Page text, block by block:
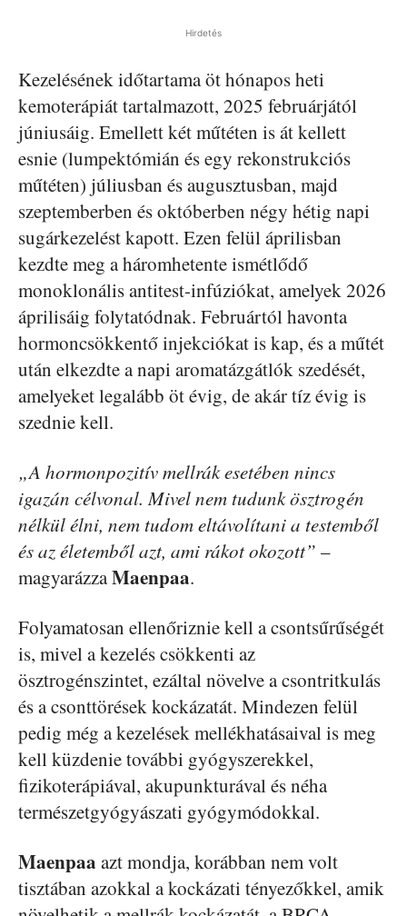
Hirdetés
Kezelésének időtartama öt hónapos heti
kemoterápiát tartalmazott, 2025 februárjától
júniusáig. Emellett két műtéten is át kellett
esnie (lumpektómián és egy rekonstrukciós
műtéten) júliusban és augusztusban, majd
szeptemberben és októberben négy hétig napi
sugárkezelést kapott. Ezen felül áprilisban
kezdte meg a háromhetente ismétlődő
monoklonális antitest-infúziókat, amelyek 2026
áprilisáig folytatódnak. Februártól havonta
hormoncsökkentő injekciókat is kap, és a műtét
után elkezdte a napi aromatázgátlók szedését,
amelyeket legalább öt évig, de akár tíz évig is
szednie kell.
„A hormonpozitív mellrák esetében nincs
igazán célvonal. Mivel nem tudunk ösztrogén
nélkül élni, nem tudom eltávolítani a testemből
és az életemből azt, ami rákot okozott” –
magyarázzaMaenpaa.
Folyamatosan ellenőriznie kell a csontsűrűségét
is, mivel a kezelés csökkenti az
ösztrogénszintet, ezáltal növelve a csontritkulás
és a csonttörések kockázatát. Mindezen felül
pedig még a kezelések mellékhatásaival is meg
kell küzdenie további gyógyszerekkel,
fizikoterápiával, akupunkturával és néha
természetgyógyászati gyógymódokkal.
Maenpaa azt mondja, korábban nem volt
tisztában azokkal a kockázati tényezőkkel, amik